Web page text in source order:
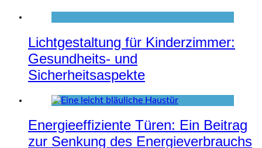
Lichtgestaltung für Kinderzimmer:
Gesundheits- und
Sicherheitsaspekte
Energieeffiziente Türen: Ein Beitrag
zur Senkung des Energieverbrauchs